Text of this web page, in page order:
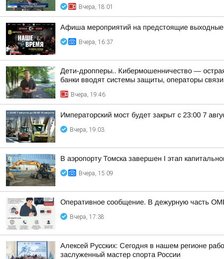
Вчера, 18:01
Афиша мероприятий на предстоящие выходные
Вчера, 16:37
Дети-дропперы.. Кибермошенничество —
банки вводят системы защиты, операторы
Вчера, 19:46
Императорский мост будет закрыт с 23:00 7
Вчера, 19:03
В аэропорту Томска завершен I этап
Вчера, 15:09
Оперативное сообщение. В дежурную часть
Вчера, 17:38
Алексей Русских: Сегодня в нашем регионе
заслуженный мастер спорта России